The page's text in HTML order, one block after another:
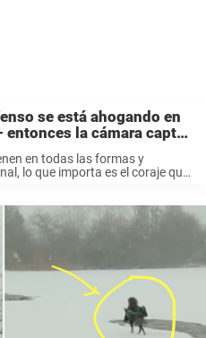
se está ahogando en
entonces la cámara capta
en todas las formas y
lo que importa es el coraje que